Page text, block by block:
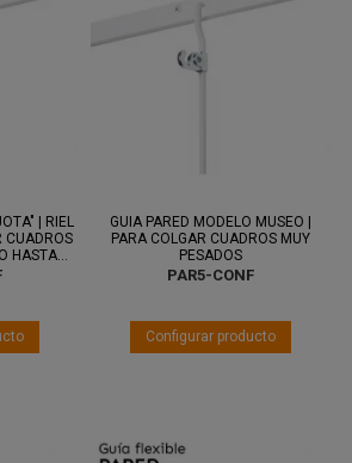
| RIEL
CUADROS
HASTA...
y 13 ago.
GUIA PARED MODELO MUSEO |
PARA COLGAR CUADROS MUY
PESADOS
PAR5-CONF